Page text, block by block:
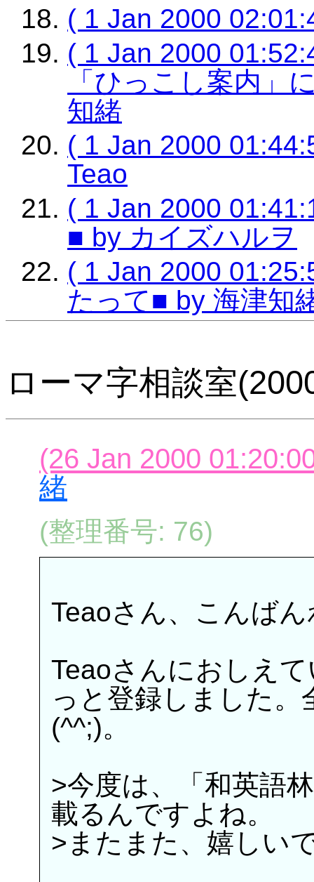
( 1 Jan 2000
( 1 Jan 2000
「ひっこし案内」
知緒
( 1 Jan 2000
Teao
( 1 Jan 2000
■ by カイズハルヲ
( 1 Jan 2000
たって■ by 海津知
ローマ字相談室
(26 Jan 2000
緒
(整理番号: 76)
Teaoさん、こんばん
Teaoさんにおしえ
っと登録しました
(^^;)。
>今度は、「和英語
載るんですよね。
>またまた、嬉しい